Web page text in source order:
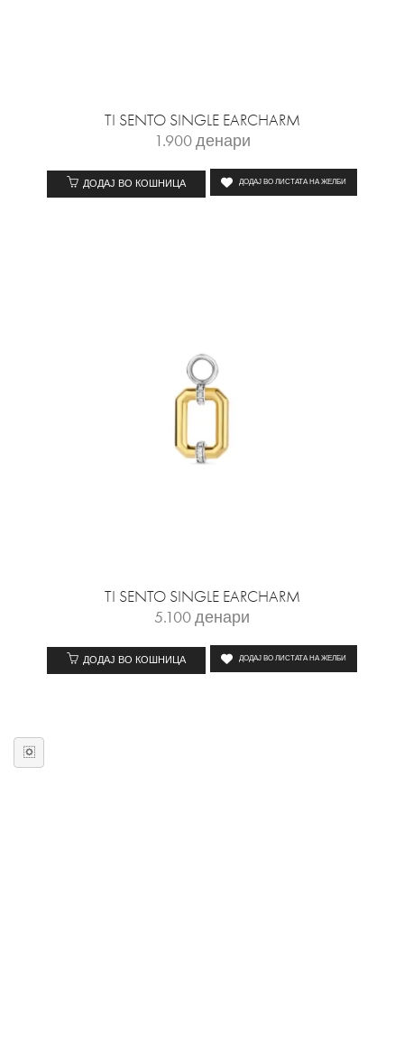
TI SENTO SINGLE EARCHARM
1.900денари
ДОДАЈ ВО КОШНИЦА ДОДАЈ ВО ЛИСТАТА НА ЖЕЛБИ
TI SENTO SINGLE EARCHARM
5.100денари
ДОДАЈ ВО КОШНИЦА ДОДАЈ ВО ЛИСТАТА НА ЖЕЛБИ